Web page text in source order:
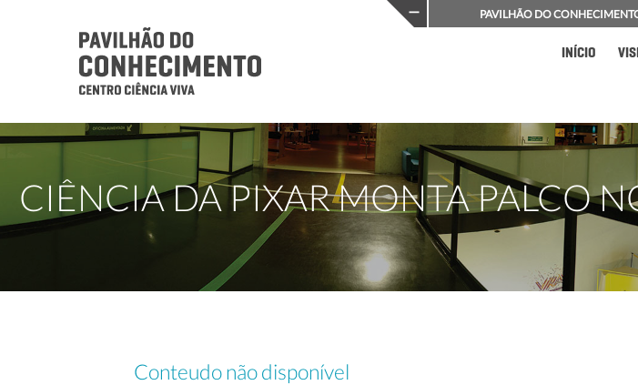
PAVILHÃO DO
INÍCIO
CIÊNCIA DA PIXAR MONTA PALCO
Conteudo não disponível